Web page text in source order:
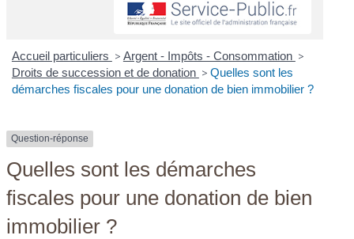
Accueil particuliers > Argent - Impôts - Consommation >
Droits de succession et de donation > Quelles sont les
démarches fiscales pour une donation de bien immobilier ?
Question-réponse
Quelles sont les démarches
fiscales pour une donation de bien
immobilier ?